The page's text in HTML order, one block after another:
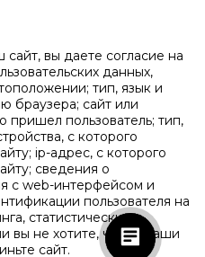
вы даете согласие на
данных,
тип, язык и
браузера; сайт или
пришел пользователь; тип,
с которого
ip-адрес, с которого
сведения о
с web-интерфейсом и
пользователя на
статистических
вы не хотите, чтобы ваши
сайт.